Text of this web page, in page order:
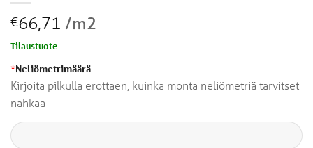
€66,71 /m2
Tilaustuote
*Neliömetrimäärä
Kirjoita pilkulla erottaen, kuinka monta neliömetriä tarvitset
nahkaa